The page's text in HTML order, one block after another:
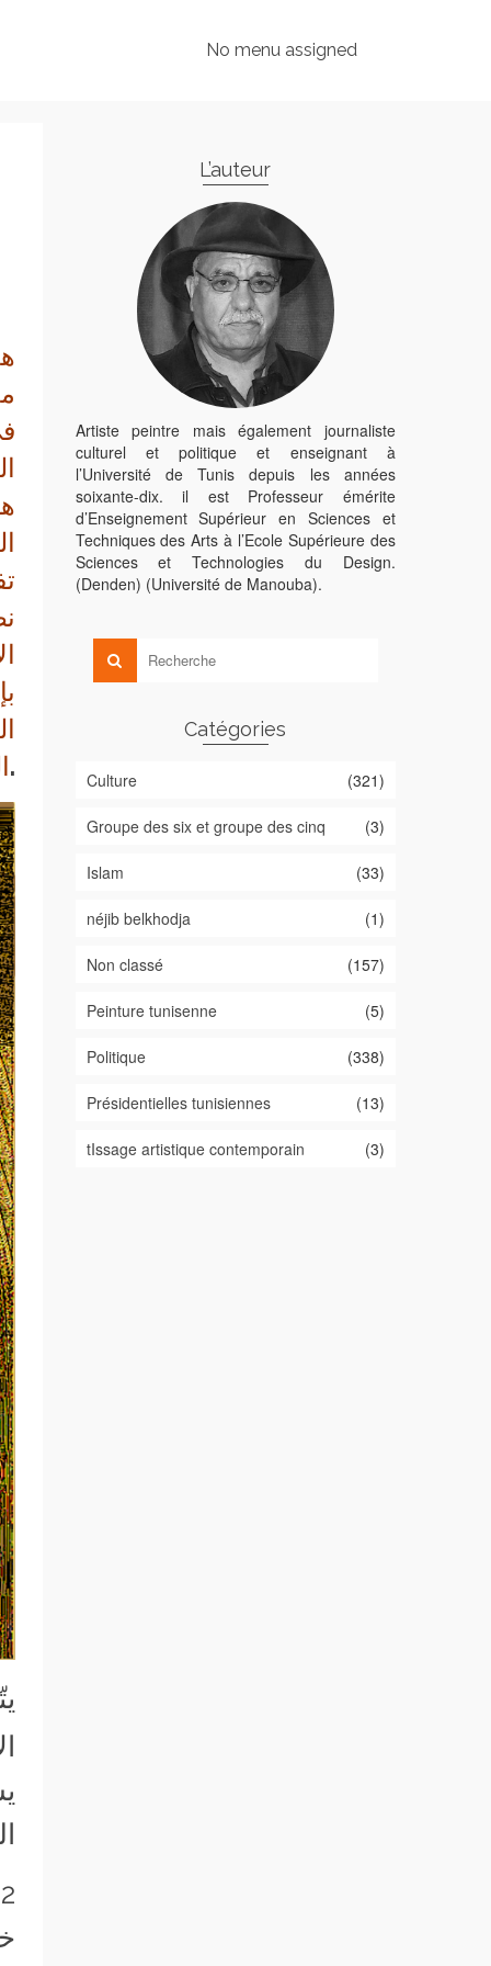
No menu assigned
.
L’auteur
Artiste peintre mais également journaliste
culturel et politique et enseignant à
l’Université de Tunis depuis les années
soixante-dix. il est Professeur émérite
d’Enseignement Supérieur en Sciences et
Techniques des Arts à l’Ecole Supérieure des
Sciences et Technologies du Design.
(Denden) (Université de Manouba).
Catégories
Culture (321)
Groupe des six et groupe des cinq (3)
Islam (33)
néjib belkhodja (1)
Non classé (157)
Peinture tunisenne (5)
Politique (338)
Présidentielles tunisiennes (13)
tIssage artistique contemporain (3)